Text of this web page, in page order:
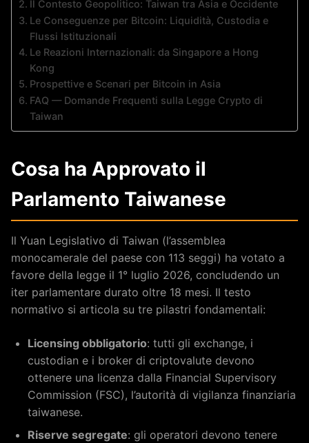
Il Contesto Geopolitico: Taiwan tra Asia e Occidente
Le Conseguenze per Bitcoin: Liquidità, Custodia e
Flussi Istituzionali
Le Reazioni Internazionali: da Singapore a Hong
Kong
Prospettive e Scenari per Bitcoin in Asia
FAQ — Domande Frequenti sulla Legge Crypto di
Taiwan
Cosa ha Approvato il
Parlamento Taiwanese
Il Yuan Legislativo di Taiwan (l’assemblea
monocamerale del paese con 113 seggi) ha votato a
favore della legge il 1° luglio 2026, concludendo un
iter parlamentare durato oltre 18 mesi. Il testo
normativo si articola su tre pilastri fondamentali:
Licensing obbligatorio: tutti gli exchange, i
custodian e i broker di criptovalute devono
ottenere una licenza dalla Financial Supervisory
Commission (FSC), l’autorità di vigilanza finanziaria
taiwanese.
Riserve segregate: gli operatori devono tenere